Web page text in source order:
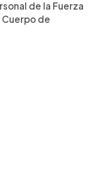
de la Fuerza
de